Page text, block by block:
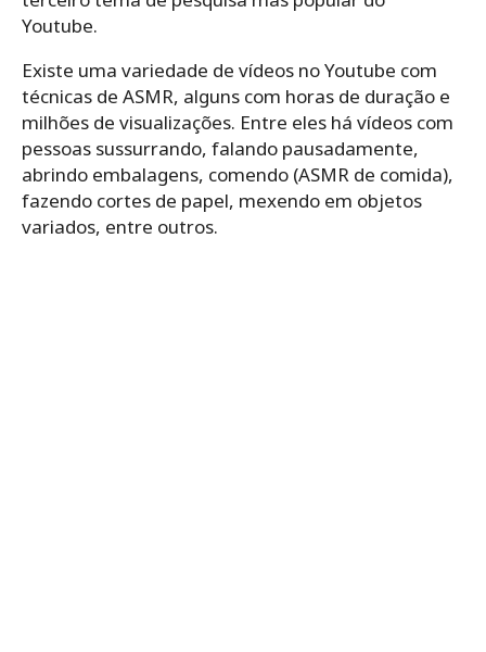
Youtube.
Existe uma variedade de vídeos no Youtube com
técnicas de ASMR, alguns com horas de duração e
milhões de visualizações. Entre eles há vídeos com
pessoas sussurrando, falando pausadamente,
abrindo embalagens, comendo (ASMR de comida),
fazendo cortes de papel, mexendo em objetos
variados, entre outros.